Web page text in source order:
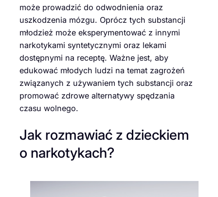
może prowadzić do odwodnienia oraz
uszkodzenia mózgu. Oprócz tych substancji
młodzież może eksperymentować z innymi
narkotykami syntetycznymi oraz lekami
dostępnymi na receptę. Ważne jest, aby
edukować młodych ludzi na temat zagrożeń
związanych z używaniem tych substancji oraz
promować zdrowe alternatywy spędzania
czasu wolnego.
Jak rozmawiać z dzieckiem
o narkotykach?